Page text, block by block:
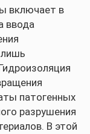
включает в
ввода
патогенных
разрушения
В этой